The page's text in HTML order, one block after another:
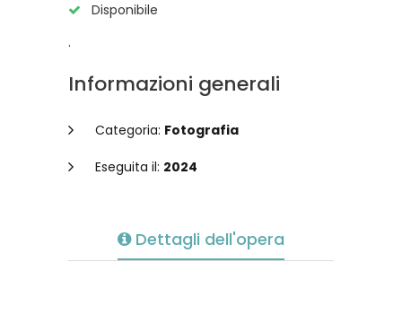
Disponibile
.
Informazioni generali
Categoria: Fotografia
Eseguita il: 2024
Dettagli dell'opera